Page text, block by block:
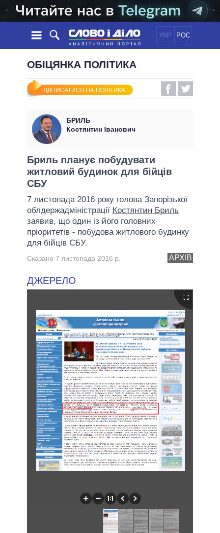
УКР РОС
НОВИНИ
СТРІЧКА
ПОДІЇ
СТАТТІ
ДУМКИ
ОГЛЯДИ
ДАЙДЖЕСТИ
ПОЛІТИКА
ЕКОНОМІКА
СВІТ
ОБIЦЯНКИ
УСІ ПОЛІТИКИ
ПРЕЗИДЕНТ І ОФІС
ВЕРХОВНА РАДА
КАБІНЕТ МІНІСТРІВ
ГОЛОВИ ОБЛАДМІНІСТРАЦІЙ
МЕРИ МІСТ
ВСІ ПЕРСОНИ
ІНФОГРАФІКА
ПІДТРИМАТИ
ОБІЦЯНКА ПОЛІТИКА
ПІДПИСАТИСЯ НА ПОЛІТИКА
БРИЛЬ
Костянтин Іванович
Бриль планує побудувати
житловий будинок для бійців
СБУ
7 листопада 2016 року голова Запорізької
облдержадміністрації Костянтин Бриль
заявив, що один із його головних
пріоритетів - побудова житлового будинку
для бійців СБУ.
АРХІВ
Сказано 7 листопада 2016 р.
ДЖЕРЕЛО